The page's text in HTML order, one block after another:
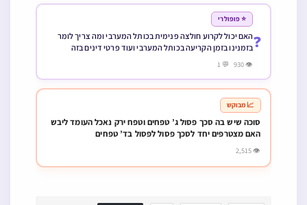
❓
⭐ פופולרי
האם יכול לקרוע חולצה פנימית בכותל המערבי ומה צריך לומר
בזמנינו בזמן הקריעה בכותל המערבי ועוד פרטי דינים בזה
👁 930 💬 1
📈 מבוקש
סוכה שיש בה סכך פסול ג’ טפחים וטפח ירק נאכל העומד ליבש
האם מצטרפים יחד לסכך פסול לפסול בד’ טפחים
👁 2,515